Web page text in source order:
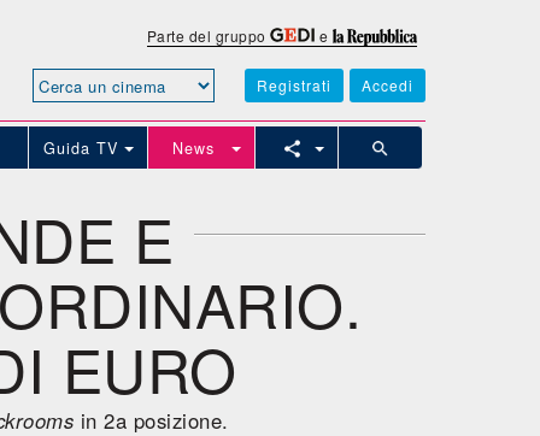
Parte del gruppo e
Registrati Accedi
Guida TV News
E
EURO
in 2a posizione.